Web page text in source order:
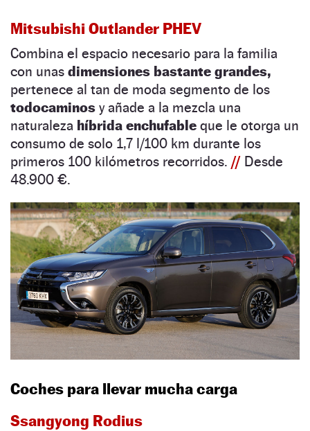
Mitsubishi Outlander PHEV
Combina el espacio necesario para la familia
con unas dimensiones bastante grandes,
pertenece al tan de moda segmento de los
todocaminos y añade a la mezcla una
naturaleza híbrida enchufable que le otorga un
consumo de solo 1,7 l/100 km durante los
primeros 100 kilómetros recorridos. // Desde
48.900 €.
Coches para llevar mucha carga
Ssangyong Rodius